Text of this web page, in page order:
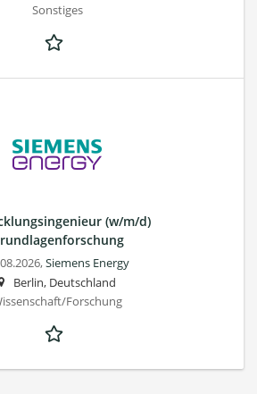
Sonstiges
(w/m/d)
Siemens Energy
Berlin, Deutschland
Forschung